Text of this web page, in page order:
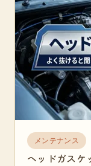
メンテナンス
ヘッドガスケ